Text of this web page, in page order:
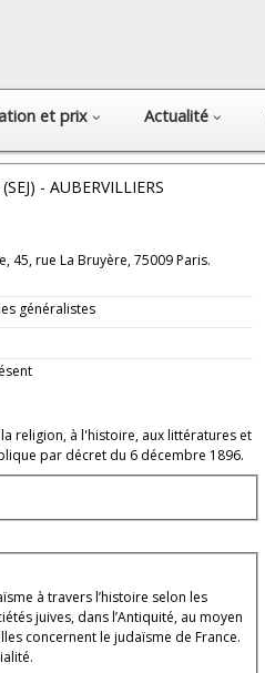
et prix Actualité
- AUBERVILLIERS
rue La Bruyère, 75009 Paris.
généralistes
religion, à l'histoire, aux littératures et
par décret du 6 décembre 1896.
à travers l’histoire selon les
juives, dans l’Antiquité, au moyen
concernent le judaïsme de France.